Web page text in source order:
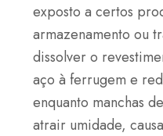
exposto a certos
armazenamento ou
dissolver o
aço à ferrugem e
enquanto manchas
atrair umidade,